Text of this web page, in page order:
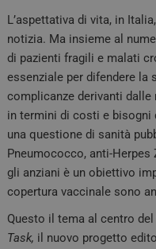
L’aspettativa di vita, in
notizia. Ma insieme al
di pazienti fragili e malati
essenziale per difendere la
complicanze derivanti
in termini di costi e bisogni
una questione di sanità
Pneumococco, anti-
gli anziani è un obiettivo
copertura vaccinale sono
Questo il tema al centro
Task, il nuovo progetto